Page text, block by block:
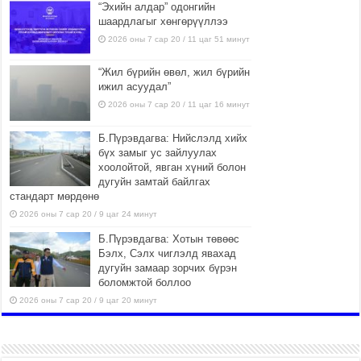
“Эхийн алдар” одонгийн
шаардлагыг хөнгөрүүллээ
2026 оны 7 сар 20 / 11 цаг 51 минут
“Жил бүрийн өвөл, жил бүрийн
ижил асуудал”
2026 оны 7 сар 20 / 11 цаг 16 минут
Б.Пүрэвдагва: Нийслэлд хийх
бүх замыг ус зайлуулах
хоолойтой, явган хүний болон
дугуйн замтай байлгах
стандарт мөрдөнө
2026 оны 7 сар 20 / 9 цаг 24 минут
Б.Пүрэвдагва: Хотын төвөөс
Бэлх, Сэлх чиглэлд явахад
дугуйн замаар зорчих бүрэн
боломжтой боллоо
2026 оны 7 сар 20 / 9 цаг 20 минут
шугам хоолойн ажил 80